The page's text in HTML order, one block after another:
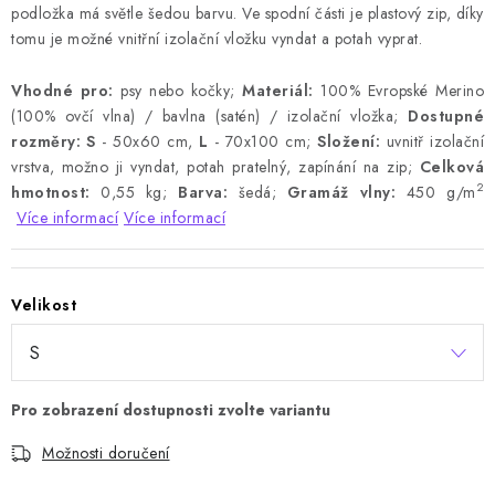
podložka má světle šedou barvu. Ve spodní části je plastový zip, díky
tomu je možné vnitřní izolační vložku vyndat a potah vyprat.
Vhodné pro: psy nebo kočky; Materiál: 100% Evropské Merino
(100% ovčí vlna) / bavlna (satén) / izolační vložka; Dostupné
rozměry: S - 50x60 cm, L - 70x100 cm;Složení: uvnitř izolační
vrstva, možno ji vyndat, potah pratelný, zapínání na zip; Celková
hmotnost: 0,55 kg; Barva: šedá; Gramáž vlny: 450 g/m 2
Více informací Více informací
Velikost
Možnosti doručení